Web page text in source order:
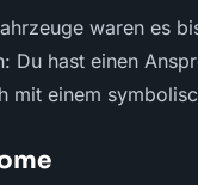
waren es
hast einen
einem